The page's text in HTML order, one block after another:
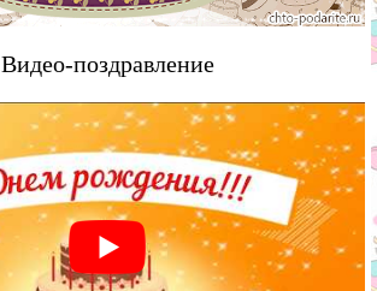
Видео-поздравление